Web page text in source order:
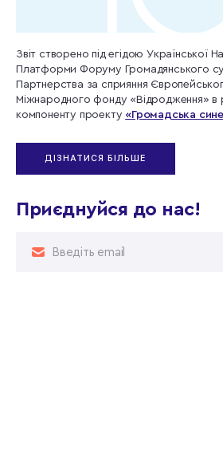
Звіт створено під егідою Української
Платформи Форуму Громадянського
Партнерства за сприяння
Міжнародного фонду «Відродження» в
компоненту проекту «Громадська
ДІЗНАТИСЯ БІЛЬШЕ
Приєднуйся до нас!